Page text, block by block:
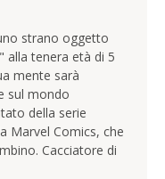
strano oggetto
alla tenera età di 5
mente sarà
sul mondo
della serie
Marvel Comics, che
Cacciatore di